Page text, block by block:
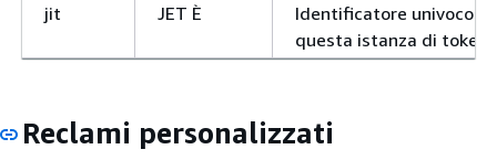
jit
JET È
Identificatore univoco
questa istanza di token.
Reclami personalizzati